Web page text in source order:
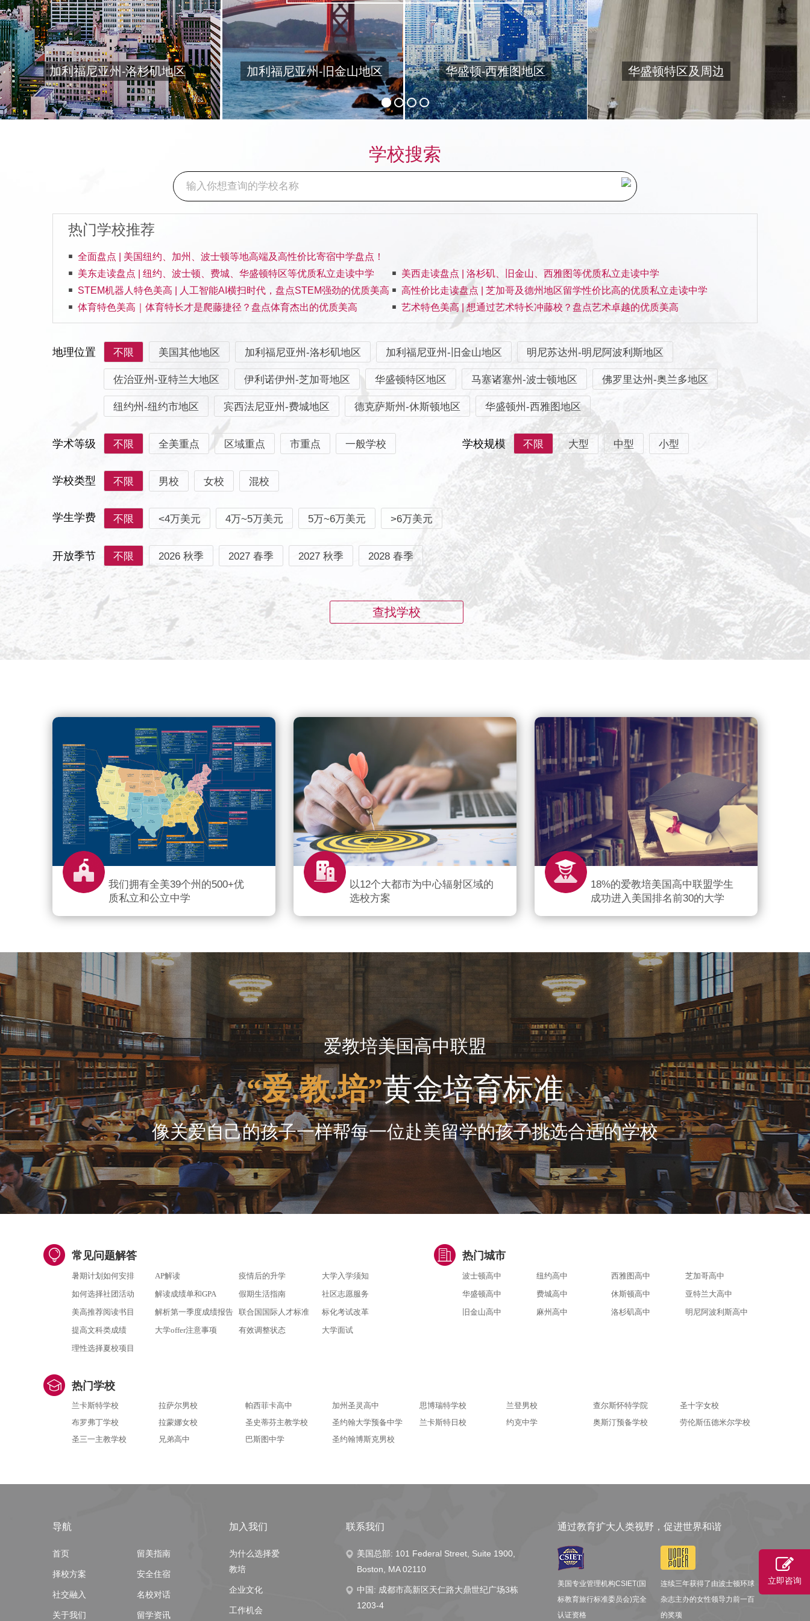
加利福尼亚州-洛杉矶地区 华盛顿特区及周边
加利福尼亚州-旧金山地区 华盛顿-西雅图地区
学校搜索
热门学校推荐
全面盘点 | 美国纽约、加州、波士顿等地高端及高性价比寄宿中学盘点！
美东走读盘点 | 纽约、波士顿、费城、华盛顿特区等优质私立走读中学
美西走读盘点 | 洛杉矶、旧金山、西雅图等优质私立走读中学
STEM机器人特色美高 | 人工智能AI横扫时代，盘点STEM强劲的优质美高
高性价比走读盘点 | 芝加哥及德州地区留学性价比高的优质私立走读中学
体育特色美高｜体育特长才是爬藤捷径？盘点体育杰出的优质美高
艺术特色美高 | 想通过艺术特长冲藤校？盘点艺术卓越的优质美高
地理位置 不限 美国其他地区 加利福尼亚州-洛杉矶地区 加利福尼亚州-旧金山地区 明尼苏达州-明尼阿波利斯地区
佐治亚州-亚特兰大地区 伊利诺伊州-芝加哥地区 华盛顿特区地区 马塞诸塞州-波士顿地区 佛罗里达州-奥兰多地区
纽约州-纽约市地区 宾西法尼亚州-费城地区 德克萨斯州-休斯顿地区 华盛顿州-西雅图地区
学术等级
学校类型
学生学费
不限 全美重点 区域重点 市重点 一般学校
不限 男校 女校 混校
不限 <4万美元 4万~5万美元 5万~6万美元 >6万美元
学校规模 不限 大型 中型 小型
开放季节 不限 2026 秋季 2027 春季 2027 秋季 2028 春季
查找学校
我们拥有全美39个州的500+优
质私立和公立中学
以12个大都市为中心辐射区域的
选校方案
18%的爱教培美国高中联盟学生
成功进入美国排名前30的大学
爱教培美国高中联盟
“爱.教.培”黄金培育标准
像关爱自己的孩子一样帮每一位赴美留学的孩子挑选合适的学校
常见问题解答
暑期计划如何安排 AP解读 疫情后的升学
大学入学须知
如何选择社团活动
解读成绩单和GPA 假期生活指南
社区志愿服务
美高推荐阅读书目
解析第一季度成绩报告 联合国国际人才标准
标化考试改革
提高文科类成绩
大学offer注意事项 有效调整状态
大学面试
理性选择夏校项目
热门城市
波士顿高中 纽约高中 西雅图高中
芝加哥高中
华盛顿高中
费城高中 休斯顿高中
亚特兰大高中
旧金山高中
麻州高中 洛杉矶高中 明尼阿波利斯高中
热门学校
兰卡斯特学校 拉萨尔男校 帕西菲卡高中 加州圣灵高中 思博瑞特学校 兰登男校 查尔斯怀特学院
圣十字女校
布罗弗丁学校
拉蒙娜女校 圣史蒂芬主教学校 圣约翰大学预备中学 兰卡斯特日校 约克中学 奥斯汀预备学校
劳伦斯伍德米尔学校
圣三一主教学校
兄弟高中 巴斯图中学 圣约翰博斯克男校
导航
首页 留美指南
择校方案 安全住宿
社交融入 名校对话
关于我们 留学资讯
加入我们
为什么选择爱
教培
企业文化
工作机会
联系我们
美国总部: 101 Federal Street, Suite 1900,
Boston, MA 02110
中国: 成都市高新区天仁路大鼎世纪广场3栋
1203-4
通过教育扩大人类视野，促进世界和谐
美国专业管理机构CSIET(国
标教育旅行标准委员会)完全
认证资格
连续三年获得了由波士顿环球
杂志主办的女性领导力前一百
的奖项
立即咨询